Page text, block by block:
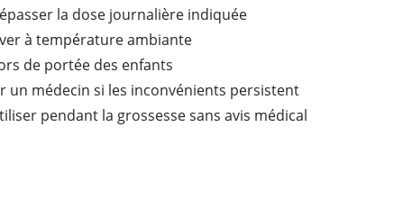
la dose journalière indiquée
à température ambiante
de portée des enfants
un médecin si les inconvénients persistent
pendant la grossesse sans avis médical